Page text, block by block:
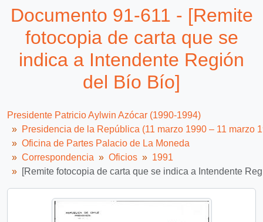
91-614 - [Remite fotocopia de carta que se indica a Ministro de Vivienda y Urbanismo]
Documento 91-615 - [Remite fotocopia de carta que se indica a Intendente Región Metropolitana]
2134 más...
Documento 91-611 - [Remite
fotocopia de carta que se
indica a Intendente Región
del Bío Bío]
Presidente Patricio Aylwin Azócar (1990-1994)
Presidencia de la República (11 marzo 1990 – 11 marzo
Oficina de Partes Palacio de La Moneda
Correspondencia
Oficios
1991
[Remite fotocopia de carta que se indica a Intendente